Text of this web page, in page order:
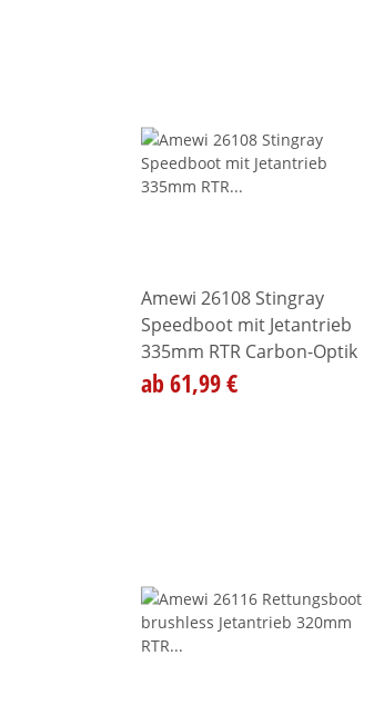
Amewi 26108 Stingray
Speedboot mit Jetantrieb
335mm RTR Carbon-Optik
ab 61,99 €